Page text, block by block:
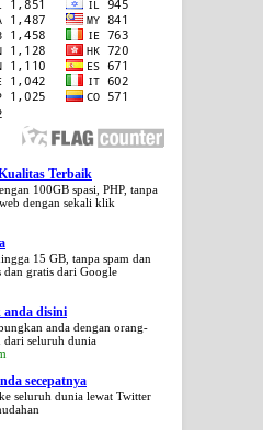
Terbaik
100GB spasi, PHP, tanpa
dengan sekali klik
15 GB, tanpa spam dan
dan gratis dari Google
anda disini
anda dengan orang-
dari seluruh dunia
secepatnya
seluruh dunia lewat Twitter